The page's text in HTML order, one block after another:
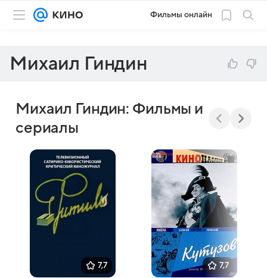
Фильмы онлайн
Михаил Гиндин
Михаил Гиндин: Фильмы и
сериалы
7,7 7,7